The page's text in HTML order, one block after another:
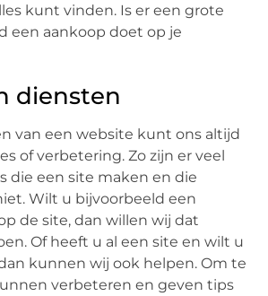
kunt vinden. Is er een grote
een aankoop doet op je
diensten
van een website kunt ons altijd
of verbetering. Zo zijn er veel
die een site maken en die
Wilt u bijvoorbeeld een
de site, dan willen wij dat
Of heeft u al een site en wilt u
kunnen wij ook helpen. Om te
verbeteren en geven tips